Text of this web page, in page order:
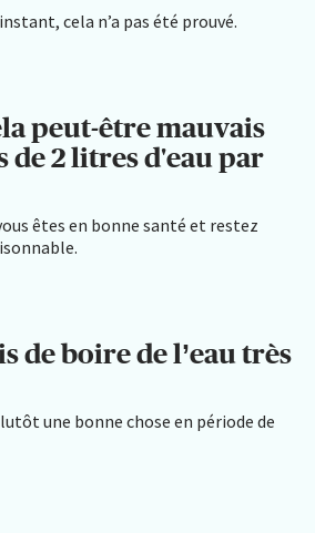
cela n’a pas été prouvé.
peut-être mauvais
de 2 litres d'eau par
êtes en bonne santé et restez
de boire de l’eau très
une bonne chose en période de